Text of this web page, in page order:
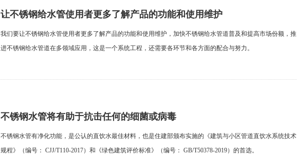
让不锈钢给水管使用者更多了解产品的功能和使用维护
我们要让不锈钢给水管使用者更多了解产品的功能和使用维护，加快不锈钢给水管道普及和提高市场份额，推
进不锈钢给水管道在多领域应用，这是一个系统工程，还需要各环节和各方面的配合与努力。
不锈钢水管将有助于抗击任何的细菌或病毒
不锈钢水管有净化功能，是公认的直饮水最佳材料，也是住建部颁布实施的《建筑与小区管道直饮水系统技术
规程》（编号： CJJ/T110-2017）和《绿色建筑评价标准》（编号： GB/T50378-2019）的首选。